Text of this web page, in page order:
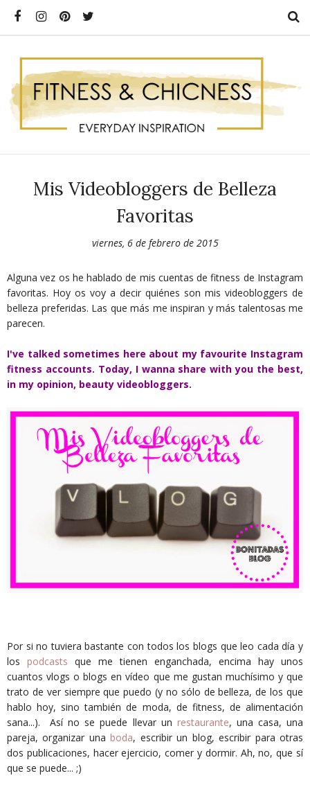
Mis Videobloggers de Belleza
Favoritas
viernes, 6 de febrero de 2015
Alguna vez os he hablado de mis cuentas de fitness de Instagram
favoritas. Hoy os voy a decir quiénes son mis videobloggers de
belleza preferidas. Las que más me inspiran y más talentosas me
parecen.
I've talked sometimes here about my favourite Instagram
fitness accounts. Today, I wanna share with you the best,
in my opinion, beauty videobloggers.
Por si no tuviera bastante con todos los blogs que leo cada día y
los podcasts que me tienen enganchada, encima hay unos
cuantos vlogs o blogs en vídeo que me gustan muchísimo y que
trato de ver siempre que puedo (y no sólo de belleza, de los que
hablo hoy, sino también de moda, de fitness, de alimentación
sana...). Así no se puede llevar un restaurante, una casa, una
pareja, organizar una boda, escribir un blog, escribir para otras
dos publicaciones, hacer ejercicio, comer y dormir. Ah, no, que sí
que se puede... ;)